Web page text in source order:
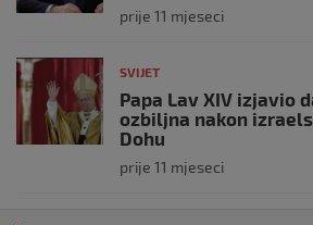
prije 11 mjeseci
SVIJET
Papa Lav XIV izjavio
ozbiljna nakon
Dohu
prije 11 mjeseci